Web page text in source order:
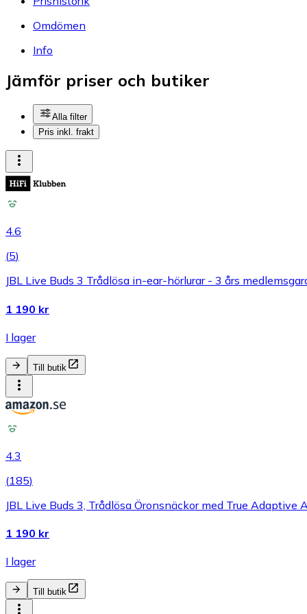
Omdömen
Info
Jämför priser och butiker
Alla filter
Pris inkl. frakt
4.6
(5)
JBL Live Buds 3 Trådlösa in-ear-hörlurar - 3 års
1 190 kr
I lager
Till butik
4.3
(185)
JBL Live Buds 3, Trådlösa Öronsnäckor med True Adaptive
1 190 kr
I lager
Till butik